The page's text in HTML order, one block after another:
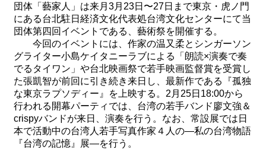
ク
ー
ム
サ
イ
ト
マ
団体「藝家人」は来月 3月 23日〜27日まで東京・虎ノ門
にある台北駐日経済文化代表処台湾文化センターにて当
団体第四回イベントである、藝術祭を開催する。
今回のイベントには、作家の温又柔とシンガーソン
グライター小島ケイタニーラブによる「朗読×演奏で奏
でるタイワン」や台北映画祭で若手映画監督賞を受賞し
た張凱智が前回に引き続き来日し、最新作である『孤独
な東京ラプソディー』を上映する。 2 月 25日 18:00から
行われる開幕パーティでは、台湾の若手バンド廖文強＆
crispyバンドが来日、演奏を行う。なお、常設展では日
本で活動中の台湾人若手写真作家４人の―私の台湾物語
『台湾の記憶』展―を行う。